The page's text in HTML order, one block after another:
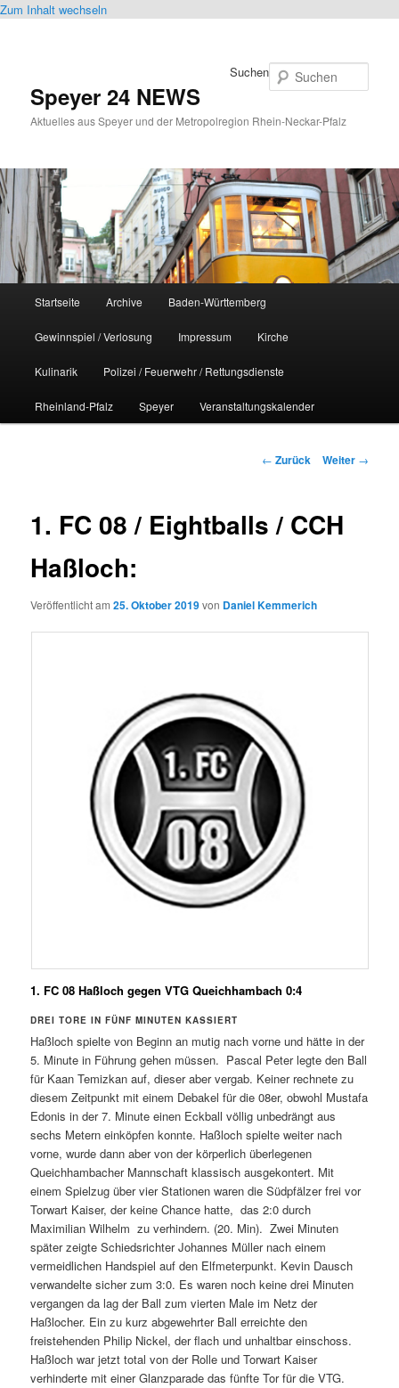
Zum Inhalt wechseln
Speyer 24 NEWS
Aktuelles aus Speyer und der Metropolregion Rhein-Neckar-Pfalz
Suchen
Startseite Archive Baden-Württemberg
Gewinnspiel / Verlosung Impressum Kirche
Kulinarik Polizei / Feuerwehr / Rettungsdienste
Rheinland-Pfalz Speyer Veranstaltungskalender
Beitrags-
← Zurück Weiter →
1. FC 08 / Eightballs / CCH
Haßloch:
Veröffentlicht am25. Oktober 2019von Daniel Kemmerich
1. FC 08 Haßloch gegen VTG Queichhambach 0:4
DREI TORE IN FÜNF MINUTEN KASSIERT
Haßloch spielte von Beginn an mutig nach vorne und hätte in der
5. Minute in Führung gehen müssen. Pascal Peter legte den Ball
für Kaan Temizkan auf, dieser aber vergab. Keiner rechnete zu
diesem Zeitpunkt mit einem Debakel für die 08er, obwohl Mustafa
Edonis in der 7. Minute einen Eckball völlig unbedrängt aus
sechs Metern einköpfen konnte. Haßloch spielte weiter nach
vorne, wurde dann aber von der körperlich überlegenen
Queichhambacher Mannschaft klassisch ausgekontert. Mit
einem Spielzug über vier Stationen waren die Südpfälzer frei vor
Torwart Kaiser, der keine Chance hatte, das 2:0 durch
Maximilian Wilhelm zu verhindern. (20. Min). Zwei Minuten
später zeigte Schiedsrichter Johannes Müller nach einem
vermeidlichen Handspiel auf den Elfmeterpunkt. Kevin Dausch
verwandelte sicher zum 3:0. Es waren noch keine drei Minuten
vergangen da lag der Ball zum vierten Male im Netz der
Haßlocher. Ein zu kurz abgewehrter Ball erreichte den
freistehenden Philip Nickel, der flach und unhaltbar einschoss.
Haßloch war jetzt total von der Rolle und Torwart Kaiser
verhinderte mit einer Glanzparade das fünfte Tor für die VTG.